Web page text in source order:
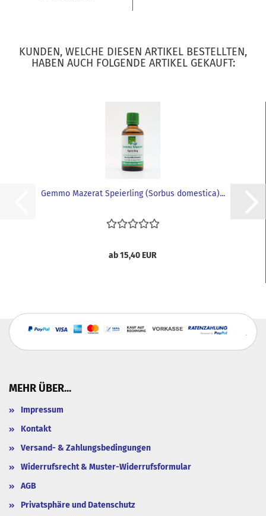
KUNDEN, WELCHE DIESEN ARTIKEL BESTELLTEN,
HABEN AUCH FOLGENDE ARTIKEL GEKAUFT:
Gemmo Mazerat Speierling (Sorbus domestica)...
ab 15,40 EUR
MEHR ÜBER...
Impressum
Kontakt
Versand- & Zahlungsbedingungen
Widerrufsrecht & Muster-Widerrufsformular
AGB
Privatsphäre und Datenschutz